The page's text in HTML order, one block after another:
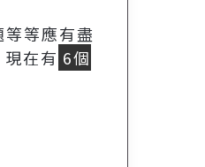
等等應有盡
在有 6個